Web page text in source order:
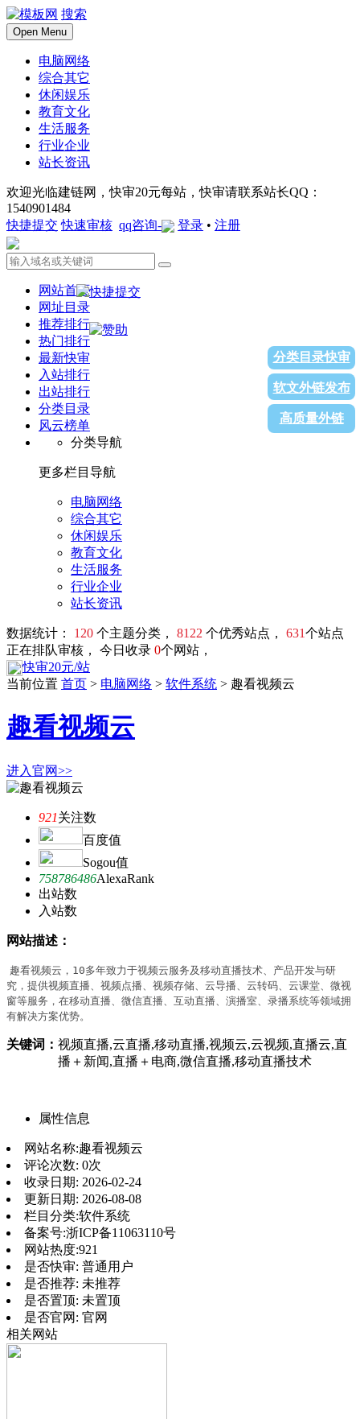
搜索
Open Menu
电脑网络
综合其它
休闲娱乐
教育文化
生活服务
行业企业
站长资讯
欢迎光临建链网，快审20元每站，快审请联系站长QQ：
1540901484
快捷提交 快速审核 qq咨询- 登录 • 注册
网站首页
网址目录
推荐排行
热门排行
最新快审
入站排行
出站排行
分类目录
风云榜单
分类导航
更多栏目导航
电脑网络
综合其它
休闲娱乐
教育文化
生活服务
行业企业
站长资讯
数据统计： 120 个主题分类， 8122 个优秀站点， 631个站点
正在排队审核， 今日收录 0个网站，
快审20元/站
分类目录快审
软文外链发布
高质量外链
当前位置 首页 > 电脑网络 > 软件系统 > 趣看视频云
趣看视频云
进入官网>>
921关注数
百度值
Sogou值
758786486AlexaRank
出站数
入站数
网站描述：
趣看视频云，10多年致力于视频云服务及移动直播技术、产品开发与研
究，提供视频直播、视频点播、视频存储、云导播、云转码、云课堂、微视
窗等服务，在移动直播、微信直播、互动直播、演播室、录播系统等领域拥
有解决方案优势。
关键词： 视频直播,云直播,移动直播,视频云,云视频,直播云,直
播＋新闻,直播＋电商,微信直播,移动直播技术
属性信息
网站名称:趣看视频云
评论次数: 0次
收录日期: 2026-02-24
更新日期: 2026-08-08
栏目分类:软件系统
备案号:浙ICP备11063110号
网站热度:921
是否快审: 普通用户
是否推荐: 未推荐
是否置顶: 未置顶
是否官网: 官网
相关网站